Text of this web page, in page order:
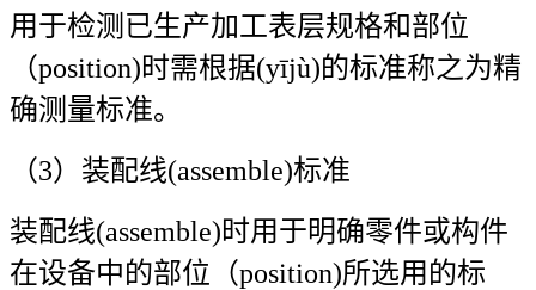
用于检测已生产加工表层规格和部位
（position)时需根据(yījù)的标准称之为精
确测量标准。
（3）装配线(assemble)标准
装配线(assemble)时用于明确零件或构件
在设备中的部位（position)所选用的标